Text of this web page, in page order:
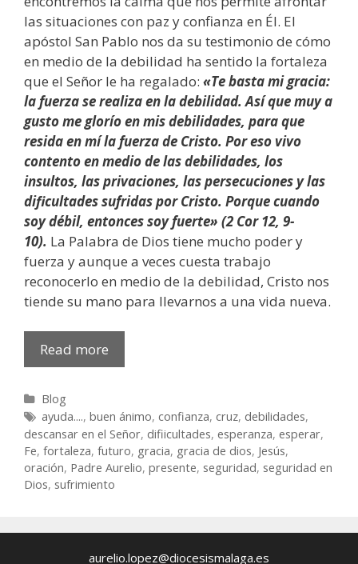
las situaciones con paz y confianza en Él. El
apóstol San Pablo nos da su testimonio de cómo
en medio de la debilidad ha sentido la fortaleza
que el Señor le ha regalado: «Te basta mi gracia:
la fuerza se realiza en la debilidad. Así que muy a
gusto me glorío en mis debilidades, para que
resida en mí la fuerza de Cristo. Por eso vivo
contento en medio de las debilidades, los
insultos, las privaciones, las persecuciones y las
dificultades sufridas por Cristo. Porque cuando
soy débil, entonces soy fuerte» (2 Cor 12, 9-
10). La Palabra de Dios tiene mucho poder y
fuerza y aunque a veces cuesta trabajo
reconocerlo en medio de la debilidad, Cristo nos
tiende su mano para llevarnos a una vida nueva.
Read more
afrontar
sufrimientos
y
dificultades?
Categories
Blog
Tags
ayuda...., buen ánimo, confianza, cruz, debilidades,
descansar en el Señor, difiicultades, esperanza, esperar,
Fe, fortaleza, futuro, gracia, gracia de dios, Jesús,
oración, Padre Aurelio, presente, seguridad, seguridad en
Dios, sufrimiento
aurelio.lopez@diocesismalaga.es